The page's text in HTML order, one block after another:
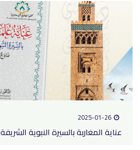
2025-01-26
عناية المغاربة بالسيرة النبوية